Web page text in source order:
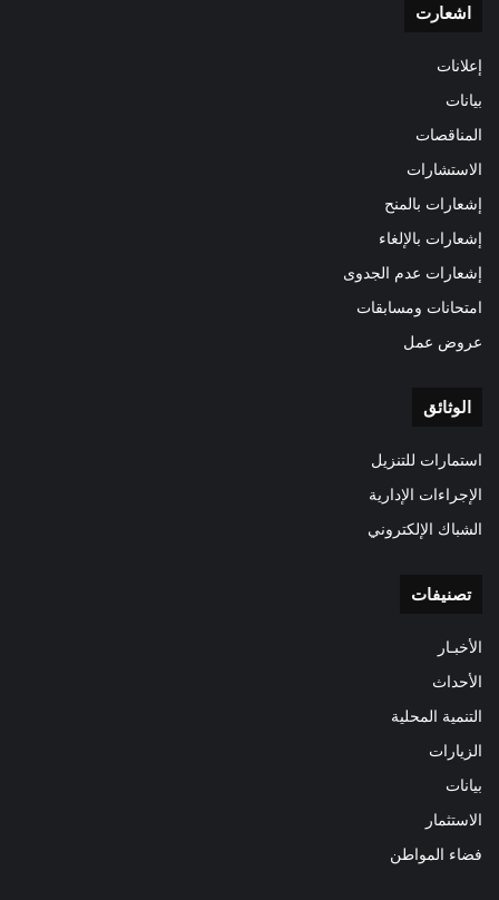
اشعارت
إعلانات
بيانات
المناقصات
الاستشارات
إشعارات بالمنح
إشعارات بالإلغاء
إشعارات عدم الجدوى
امتحانات ومسابقات
عروض عمل
الوثائق
استمارات للتنزيل
الإجراءات الإدارية
الشباك الإلكتروني
تصنيفات
الأخبـار
الأحداث
التنمية المحلية
الزيارات
بيانات
الاستثمار
فضاء المواطن